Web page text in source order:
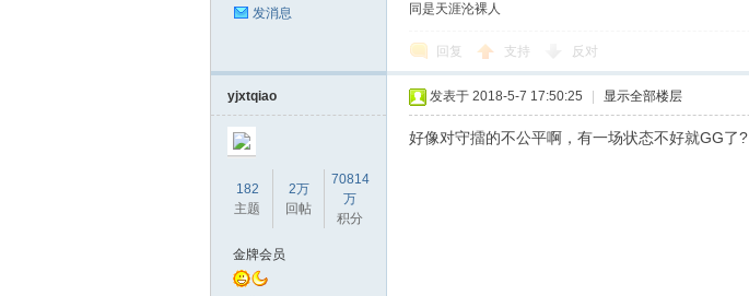
发消息 同是天涯沦裸人
回复 支持 反对
yjxtqiao
182
主题
2万
回帖
70814
万
积分
金牌会员
发表于 2018-5-7 17:50:25 显示全部楼层
好像对守擂的不公平啊，有一场状态不好就GG了?